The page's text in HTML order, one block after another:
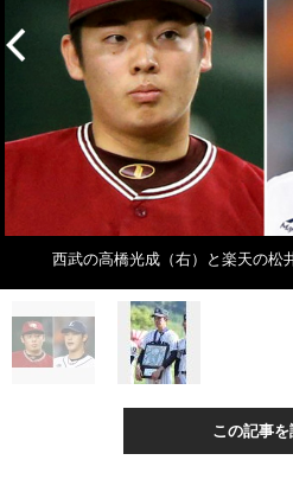
西武の高橋光成（右）と楽天の松
この記事を